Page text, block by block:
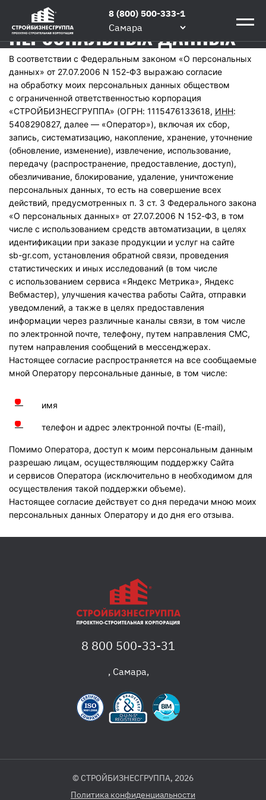
8 (800) 500-333-1
Самара
Главная /
Согласие
на
обработку
персональных
данных
СОГЛАСИЕ НА ОБРАБОТКУ
ПЕРСОНАЛЬНЫХ ДАННЫХ
В соответствии с Федеральным законом «О персональных
данных» от 27.07.2006 N 152-ФЗ выражаю согласие
на обработку моих персональных данных обществом
с ограниченной ответственностью корпорация
«СТРОЙБИЗНЕСГРУППА» (ОГРН: 1115476133618, ИНН:
5408290827, далее — «Оператор»), включая их сбор,
запись, систематизацию, накопление, хранение, уточнение
(обновление, изменение), извлечение, использование,
передачу (распространение, предоставление, доступ),
обезличивание, блокирование, удаление, уничтожение
персональных данных, то есть на совершение всех
действий, предусмотренных п. 3 ст. 3 Федерального закона
«О персональных данных» от 27.07.2006 N 152-ФЗ, в том
числе с использованием средств автоматизации, в целях
идентификации при заказе продукции и услуг на сайте
sb-gr.com, установления обратной связи, проведения
статистических и иных исследований (в том числе
с использованием сервиса «Яндекс Метрика», Яндекс
Вебмастер), улучшения качества работы Сайта, отправки
уведомлений, а также в целях предоставления
информации через различные каналы связи, в том числе
по электронной почте, телефону, путем направления СМС,
путем направления сообщений в мессенджерах.
Настоящее согласие распространяется на все сообщаемые
мной Оператору персональные данные, в том числе:
имя
телефон и адрес электронной почты (E-mail),
Помимо Оператора, доступ к моим персональным данным
разрешаю лицам, осуществляющим поддержку Сайта
и сервисов Оператора (исключительно в необходимом для
осуществления такой поддержки объеме).
Настоящее согласие действует со дня передачи мною моих
персональных данных Оператору и до дня его отзыва.
8 800 500-33-31
, Самара,
© СТРОЙБИЗНЕСГРУППА, 2026
Политика конфиденциальности